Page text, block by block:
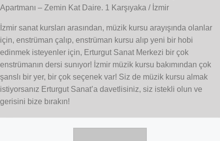
Apartmanı – Zemin Kat Daire. 1 Karşıyaka / İzmir
İzmir sanat kursları arasından, müzik kursu arayışında olanlar
için, enstrüman çalıp, enstrüman kursu alıp yeni bir hobi
edinmek isteyenler için, Erturgut Sanat Merkezi bir çok
enstrümanın dersi sunıyor! İzmir müzik kursu bakımından çok
şanslı bir yer, bir çok seçenek var! Siz de müzik kursu almak
istiyorsanız Erturgut Sanat’a davetlisiniz, siz istekli olun ve
gerisini bize bırakın!